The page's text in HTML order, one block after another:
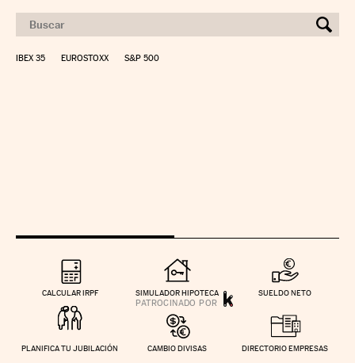
IBEX 35 EUROSTOXX S&P 500
CALCULAR IRPF SIMULADOR HIPOTECA SUELDO NETO
PLANIFICA TU JUBILACIÓN CAMBIO DIVISAS DIRECTORIO EMPRESAS